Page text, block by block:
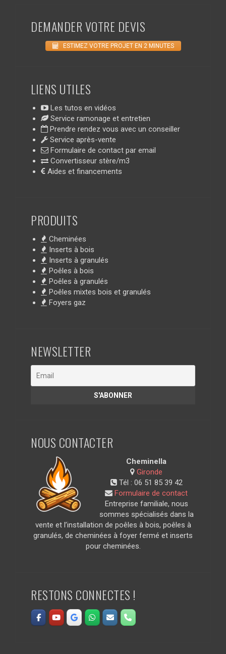
DEMANDER VOTRE DEVIS
ESTIMEZ VOTRE PROJET EN 2 MINUTES
LIENS UTILES
Les tutos en vidéos
Service ramonage et entretien
Prendre rendez vous avec un conseiller
Service après-vente
Formulaire de contact par email
Convertisseur stère/m3
Aides et financements
PRODUITS
Cheminées
Inserts à bois
Inserts à granulés
Poêles à bois
Poêles à granulés
Poêles mixtes bois et granulés
Foyers gaz
NEWSLETTER
NOUS CONTACTER
Cheminella
Gironde
Tél : 06 51 85 39 42
Formulaire de contact
Entreprise familiale, nous
sommes spécialisés dans la
vente et l’installation de poêles à bois, poêles à
granulés, de cheminées à foyer fermé et inserts
pour cheminées.
RESTONS CONNECTES !